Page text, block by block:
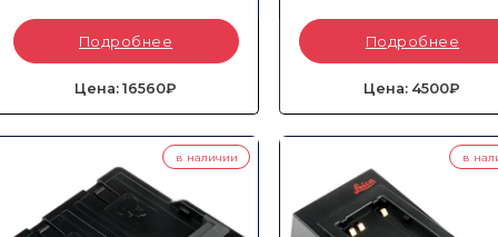
Артикул:
Тип::
Сетевой
Совместимые аккумуляторы::
Подробнее
Цена: 16560₽
Артикул:
Тип::
Сетевой
Совместимые аккумуляторы::
Подробнее
Цена: 4500₽
в наличии в
конфиденциальности